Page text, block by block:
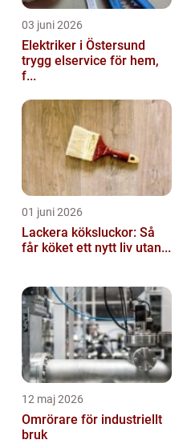
03 juni 2026
Elektriker i Östersund
trygg elservice för hem,
f...
01 juni 2026
Lackera köksluckor: Så
får köket ett nytt liv utan...
12 maj 2026
Omrörare för industriellt
bruk